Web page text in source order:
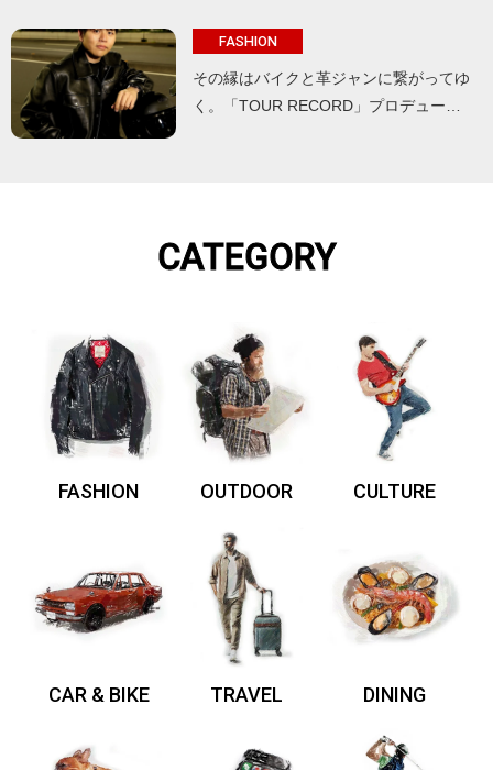
FASHION
その縁はバイクと革ジャンに繋がってゆ
く。「TOUR RECORD」プロデュー…
CATEGORY
FASHION OUTDOOR CULTURE
CAR & BIKE TRAVEL DINING